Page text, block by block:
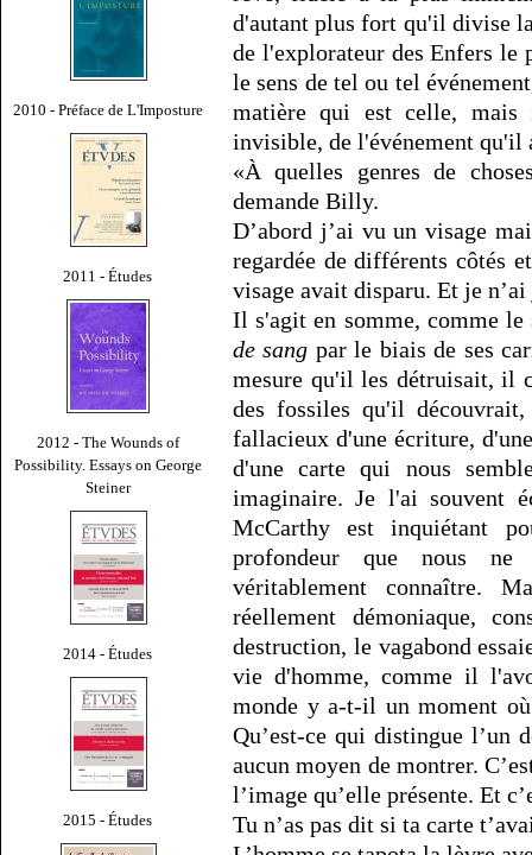
2010 - Préface de L'Imposture
2011 - Études
2012 - The Wounds of
Possibility. Essays on George
Steiner
2014 - Études
2015 - Études
d'autant plus fort qu'il divise
de l'explorateur des Enfers le
le sens de tel ou tel
matière qui est celle, mais
invisible, de l'événement qu'il
«À quelles genres de
demande Billy.
D’abord j’ai vu un visage
regardée de différents côtés
visage avait disparu. Et je
Il s'agit en somme, comme
de sang par le biais de ses
mesure qu'il les détruisait, il
des fossiles qu'il
fallacieux d'une écriture,
d'une carte qui nous
imaginaire. Je l'ai souvent
McCarthy est inquiétant
profondeur que nous ne
véritablement connaître.
réellement démoniaque,
destruction, le vagabond
vie d'homme, comme il
monde y a-t-il un moment
Qu’est-ce qui distingue l’un
aucun moyen de montrer.
l’image qu’elle présente. Et
Tu n’as pas dit si ta carte